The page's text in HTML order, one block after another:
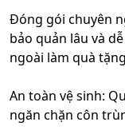
Đóng gói chuyên
bảo quản lâu và
ngoài làm quà
An toàn vệ sinh:
ngăn chặn côn